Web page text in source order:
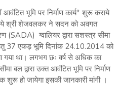
आवंटित भूमि पर निर्माण कार्य* शुरू कराये
श्री शेजवलकर ने सदन को अवगत
(SADA) ग्वालियर द्वारा सशस्त्र सीमा
हेतु 37 एकड़ भूमि दिनांक 24.10.2014 को
गया था। लगभग छः वर्ष से अधिक का
बल द्वारा उक्त आवंटित भूमि पर निर्माण
शुरू हो जायेगा इसकी जानकारी मांगी ।